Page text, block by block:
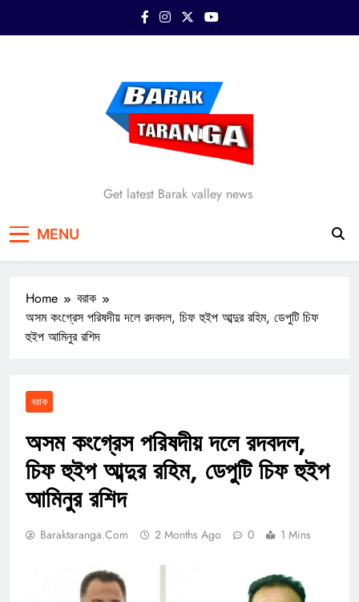
Barak Taranga
Get latest Barak valley news
MENU
Home
বরাক
অসম কংগ্রেস পরিষদীয় দলে রদবদল, চিফ হুইপ আব্দুর রহিম, ডেপুটি চিফ
হুইপ আমিনুর রশিদ
বরাক
অসম কংগ্রেস পরিষদীয় দলে রদবদল,
চিফ হুইপ আব্দুর রহিম, ডেপুটি চিফ হুইপ
আমিনুর রশিদ
Baraktaranga.com 2 Months Ago 0 1 Mins